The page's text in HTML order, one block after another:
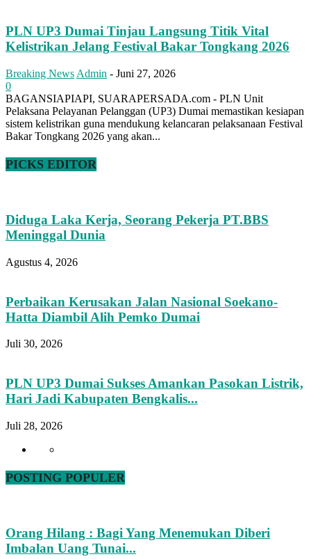
PLN UP3 Dumai Tinjau Langsung Titik Vital
Kelistrikan Jelang Festival Bakar Tongkang 2026
Breaking News Admin - Juni 27, 2026
0
BAGANSIAPIAPI, SUARAPERSADA.com - PLN Unit
Pelaksana Pelayanan Pelanggan (UP3) Dumai memastikan kesiapan
sistem kelistrikan guna mendukung kelancaran pelaksanaan Festival
Bakar Tongkang 2026 yang akan...
PICKS EDITOR
Diduga Laka Kerja, Seorang Pekerja PT.BBS
Meninggal Dunia
Agustus 4, 2026
Perbaikan Kerusakan Jalan Nasional Soekano-
Hatta Diambil Alih Pemko Dumai
Juli 30, 2026
PLN UP3 Dumai Sukses Amankan Pasokan Listrik,
Hari Jadi Kabupaten Bengkalis...
Juli 28, 2026
POSTING POPULER
Orang Hilang : Bagi Yang Menemukan Diberi
Imbalan Uang Tunai...